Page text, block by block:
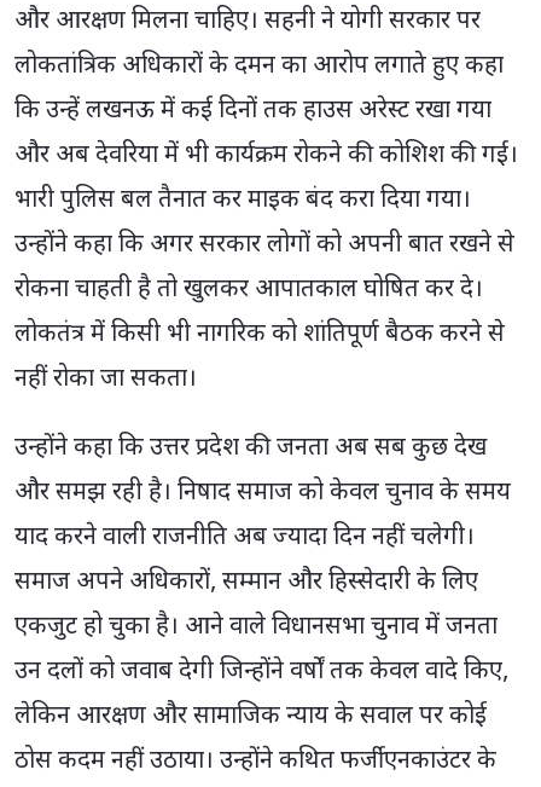
और आरक्षण मिलना चाहिए। सहनी ने योगी सरकार पर
लोकतांत्रिक अधिकारों के दमन का आरोप लगाते हुए कहा
कि उन्हें लखनऊ में कई दिनों तक हाउस अरेस्ट रखा गया
और अब देवरिया में भी कार्यक्रम रोकने की कोशिश की गई।
भारी पुलिस बल तैनात कर माइक बंद करा दिया गया।
उन्होंने कहा कि अगर सरकार लोगों को अपनी बात रखने से
रोकना चाहती है तो खुलकर आपातकाल घोषित कर दे।
लोकतंत्र में किसी भी नागरिक को शांतिपूर्ण बैठक करने से
नहीं रोका जा सकता।
उन्होंने कहा कि उत्तर प्रदेश की जनता अब सब कुछ देख
और समझ रही है। निषाद समाज को केवल चुनाव के समय
याद करने वाली राजनीति अब ज्यादा दिन नहीं चलेगी।
समाज अपने अधिकारों, सम्मान और हिस्सेदारी के लिए
एकजुट हो चुका है। आने वाले विधानसभा चुनाव में जनता
उन दलों को जवाब देगी जिन्होंने वर्षों तक केवल वादे किए,
लेकिन आरक्षण और सामाजिक न्याय के सवाल पर कोई
ठोस कदम नहीं उठाया। उन्होंने कथित फर्जी एनकाउंटर के